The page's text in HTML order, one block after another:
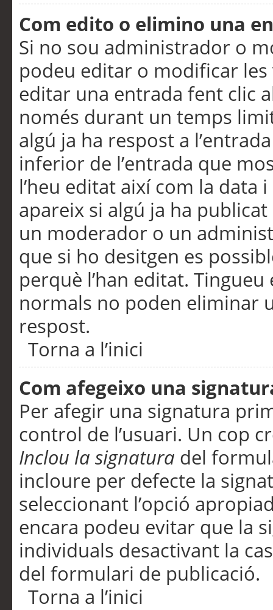
Com edito o elimino una
Si no sou administrador o
podeu editar o modificar
editar una entrada fent clic
només durant un temps
algú ja ha respost a
inferior de l’entrada que
l’heu editat així com la data
apareix si algú ja ha
un moderador o un
que si ho desitgen es
perquè l’han editat.
normals no poden eliminar
respost.
Torna a l’inici
Com afegeixo una
Per afegir una signatura
control de l’usuari. Un cop
Inclou la signatura del
incloure per defecte la
seleccionant l’opció
encara podeu evitar que la
individuals desactivant la
del formulari de publicació.
Torna a l’inici